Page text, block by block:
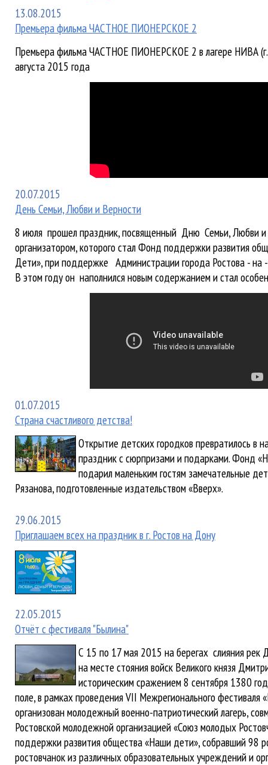
13.08.2015
Премьера фильма ЧАСТНОЕ ПИОНЕРСКОЕ 2
Премьера фильма ЧАСТНОЕ ПИОНЕРСКОЕ 2 в лагере НИВА
августа 2015 года
20.07.2015
День Семьи, Любви и Верности
8 июля прошел праздник, посвященный Дню Семьи, Любви и
организатором, которого стал Фонд поддержки развития
Дети», при поддержке Администрации города Ростова - на
В этом году он наполнился новым содержанием и стал
01.07.2015
Страна счастливого детства!
Открытие детских городков превратилось в
праздник с сюрпризами и подарками. Фонд
подарил маленьким гостям замечательные
Рязанова, подготовленные издательством «Вверх».
29.06.2015
Приглашаем всех на праздник в г. Ростов на Дону
22.05.2015
Отчёт с фестиваля "Былина"
С 15 по 17 мая 2015 на берегах слияния рек
на месте стояния войск Великого князя
историческим сражением 8 сентября 1380
поле, в рамках проведения VII Межрегионального фестиваля
организован молодежный военно-патриотический лагерь,
Ростовской молодежной организацией «Союз молодых
поддержки развития общества «Наши дети», собравший 98
ростовчанок из различных образовательных учреждений и